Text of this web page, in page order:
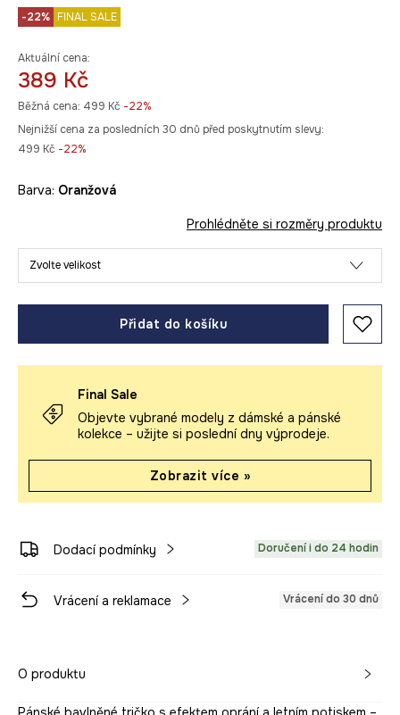
-22% FINAL SALE
Aktuální cena:
389 Kč
Běžná cena: 499 Kč -22%
Nejnižší cena za posledních 30 dnů před poskytnutím slevy:
499 Kč -22%
Barva: oranžová
Prohlédněte si rozměry produktu
Zvolte velikost
Přidat do košíku
Final Sale
Objevte vybrané modely z dámské a pánské
kolekce – užijte si poslední dny výprodeje.
Zobrazit více »
Dodací podmínky Doručení i do 24 hodin
Vrácení a reklamace Vrácení do 30 dnů
O produktu